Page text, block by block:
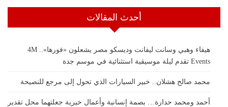
أحدث المقالات
هيفاء وهبي وسانت ليفانت وديسكو مصر يشعلون «فورها».. 4M
Events تقدم ليلة موسيقية استثنائية في موسم جدة
محمد صالح هشلان.. خبير السيارات الذي تحول إلى مرجع للنصيحة
أحمد ومحمد حدارة… بصمة إنسانية وأعمال خيرية جعلتهما محل تقدير